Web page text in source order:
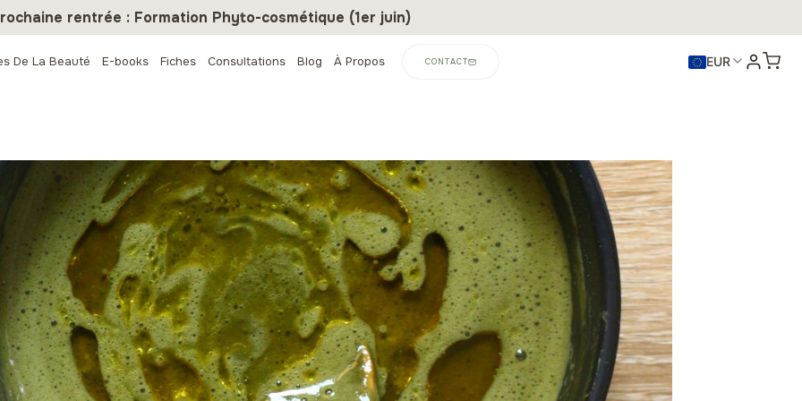
rentrée : Formation Phyto-cosmétique (1er juin)
De La Beauté E-books Fiches Consultations Blog À Propos CONTACT EUR